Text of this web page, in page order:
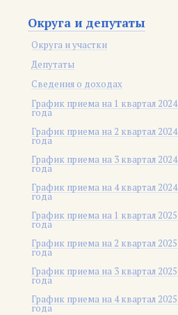
Округа и депутаты
Округа и участки
Депутаты
Сведения о доходах
График приема на 1 квартал 2024
года
График приема на 2 квартал 2024
года
График приема на 3 квартал 2024
года
График приема на 4 квартал 2024
года
График приема на 1 квартал 2025
года
График приема на 2 квартал 2025
года
График приема на 3 квартал 2025
года
График приема на 4 квартал 2025
года